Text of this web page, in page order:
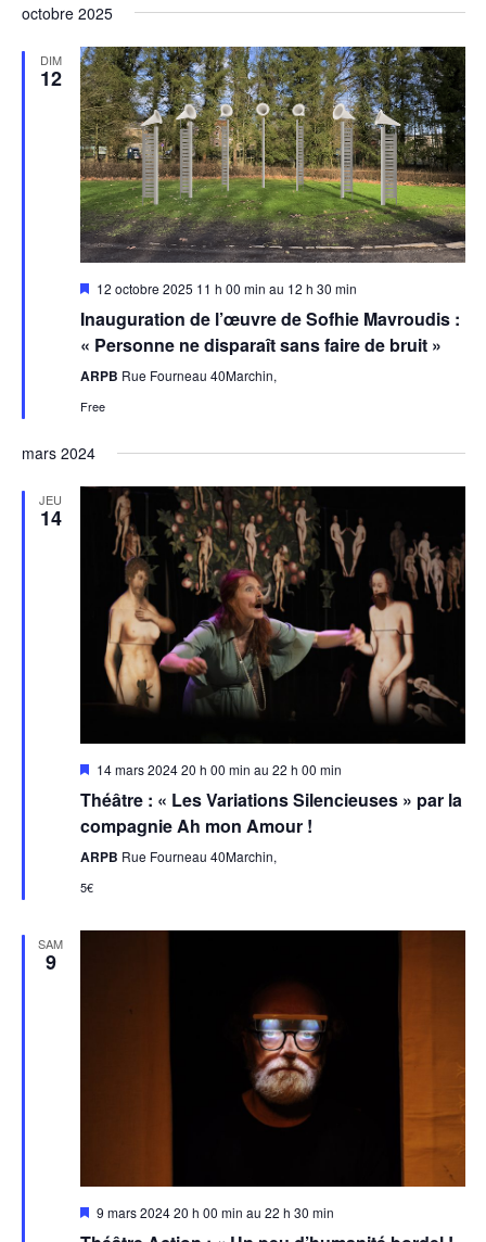
octobre 2025
DIM
12
Featured
12 octobre 2025 11 h 00 min au 12 h 30 min
Inauguration de l’œuvre de Sofhie Mavroudis :
« Personne ne disparaît sans faire de bruit »
ARPB Rue Fourneau 40Marchin,
Free
mars 2024
JEU
14
Featured
14 mars 2024 20 h 00 min au 22 h 00 min
Théâtre : « Les Variations Silencieuses » par la
compagnie Ah mon Amour !
ARPB Rue Fourneau 40Marchin,
5€
SAM
9
Featured
9 mars 2024 20 h 00 min au 22 h 30 min